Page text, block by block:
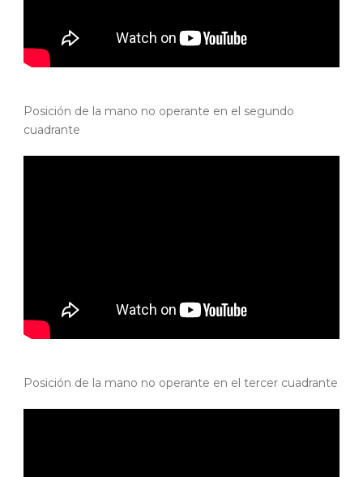
Posición de la mano no operante en el segundo
cuadrante
Posición de la mano no operante en el tercer cuadrante